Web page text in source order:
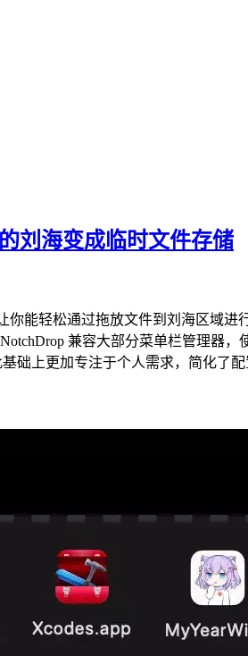
刘海变成临时文件存储
能轻松通过拖放文件到刘海区域
兼容大部分菜单栏管理器
础上更加专注于个人需求，简化了